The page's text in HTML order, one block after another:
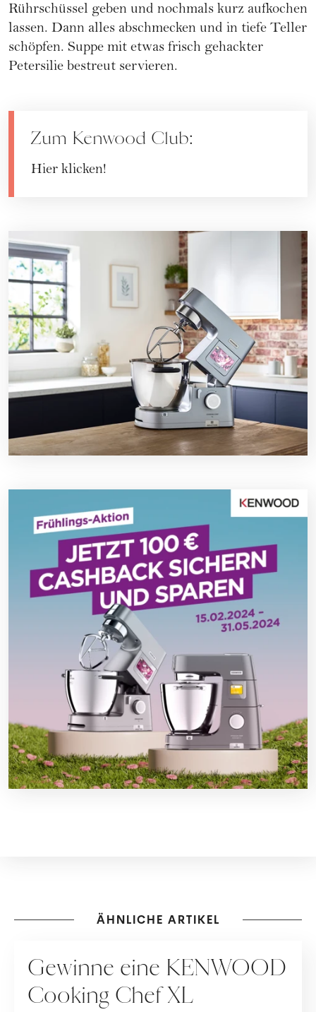
Rührschüssel geben und nochmals kurz aufkochen
lassen. Dann alles abschmecken und in tiefe Teller
schöpfen. Suppe mit etwas frisch gehackter
Petersilie bestreut servieren.
Zum Kenwood Club:
Hier klicken!
ÄHNLICHE ARTIKEL
Gewinne eine KENWOOD
Cooking Chef XL